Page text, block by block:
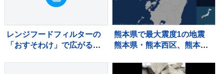
レンジフードフィルターの
「おすそわけ」で広がる予
熊本県で最大震度1の地震
熊本県・熊本西区、熊本南
美里町、甲佐町